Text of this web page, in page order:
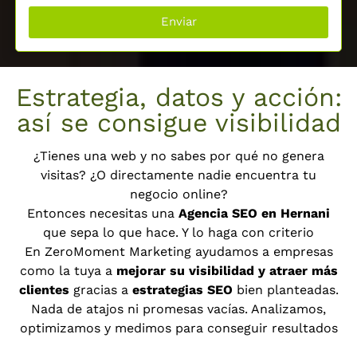
Enviar
Estrategia, datos y acción:
así se consigue visibilidad
¿Tienes una web y no sabes por qué no genera
visitas? ¿O directamente nadie encuentra tu
negocio online?
Entonces necesitas una Agencia SEO en Hernani
que sepa lo que hace. Y lo haga con criterio
En ZeroMoment Marketing ayudamos a empresas
como la tuya a mejorar su visibilidad y atraer más
clientes gracias a estrategias SEO bien planteadas.
Nada de atajos ni promesas vacías. Analizamos,
optimizamos y medimos para conseguir resultados